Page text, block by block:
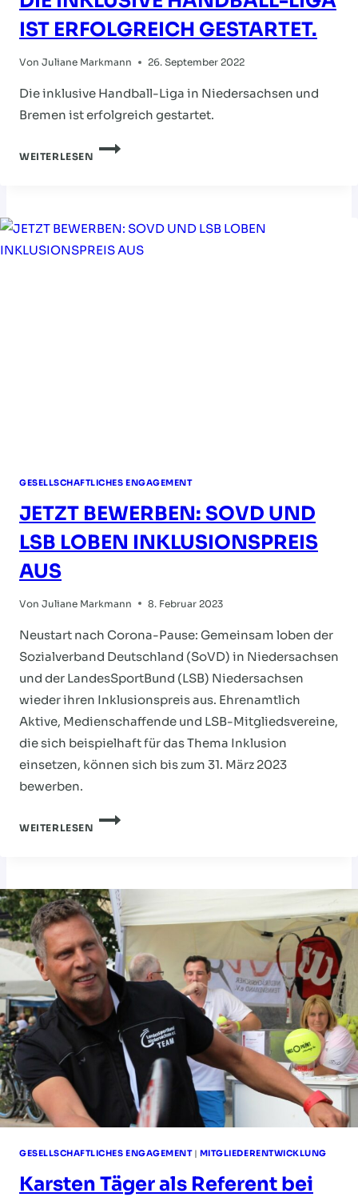
IST ERFOLGREICH GESTARTET.
Von Juliane Markmann 26. September 2022
Die inklusive Handball-Liga in Niedersachsen und
Bremen ist erfolgreich gestartet.
WEITERLESEN
DIE
ERFOLGREICH
GESTARTET.
GESELLSCHAFTLICHES ENGAGEMENT
JETZT BEWERBEN: SOVD UND
LSB LOBEN INKLUSIONSPREIS
AUS
Von Juliane Markmann 8. Februar 2023
Neustart nach Corona-Pause: Gemeinsam loben der
Sozialverband Deutschland (SoVD) in Niedersachsen
und der LandesSportBund (LSB) Niedersachsen
wieder ihren Inklusionspreis aus. Ehrenamtlich
Aktive, Medienschaffende und LSB-Mitgliedsvereine,
die sich beispielhaft für das Thema Inklusion
einsetzen, können sich bis zum 31. März 2023
bewerben.
WEITERLESEN
JETZT
LOBEN
INKLUSIONSPREIS
AUS
GESELLSCHAFTLICHES ENGAGEMENT| MITGLIEDERENTWICKLUNG
Karsten Täger als Referent bei